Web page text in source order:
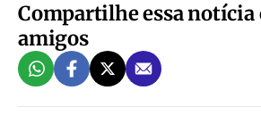
Compartilhe essa notícia
amigos